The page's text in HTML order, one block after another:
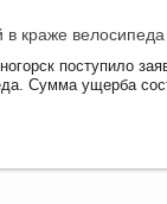
краже велосипеда
поступило
Сумма ущерба